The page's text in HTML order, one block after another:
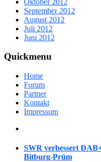
September 2012
August 2012
Juli 2012
Juni 2012
Quickmenu
Home
Forum
Partner
Kontakt
Impressum
SWR verbessert
Bitburg-Prüm